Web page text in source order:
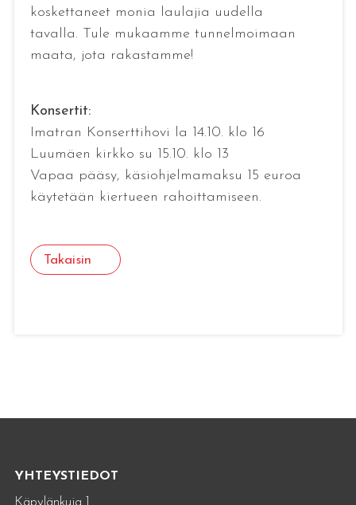
koskettaneet monia laulajia uudella
tavalla. Tule mukaamme tunnelmoimaan
maata, jota rakastamme!
Konsertit:
Imatran Konserttihovi la 14.10. klo 16
Luumäen kirkko su 15.10. klo 13
Vapaa pääsy, käsiohjelmamaksu 15 euroa
käytetään kiertueen rahoittamiseen.
Takaisin
YHTEYSTIEDOT